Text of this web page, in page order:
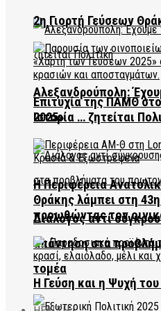
Αλεξανδρούπολη:
Ιστορία … ζητείται
Διάλογος αντί
απάντηση στα
τομέα
2η Γιορτή Γεύσεων
Επιτυχία της ΠΑΜΘ
2025»
Η Περιφέρεια
Θράκης λάμπει στη
προωθώντας τον
Η Γεύση και η Ψυχή